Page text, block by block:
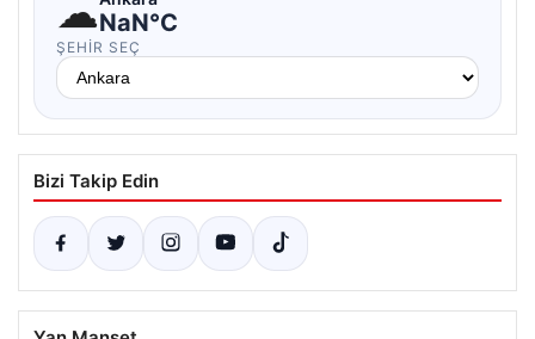
☁NaN°C
ŞEHIR SEÇ
Bizi Takip Edin